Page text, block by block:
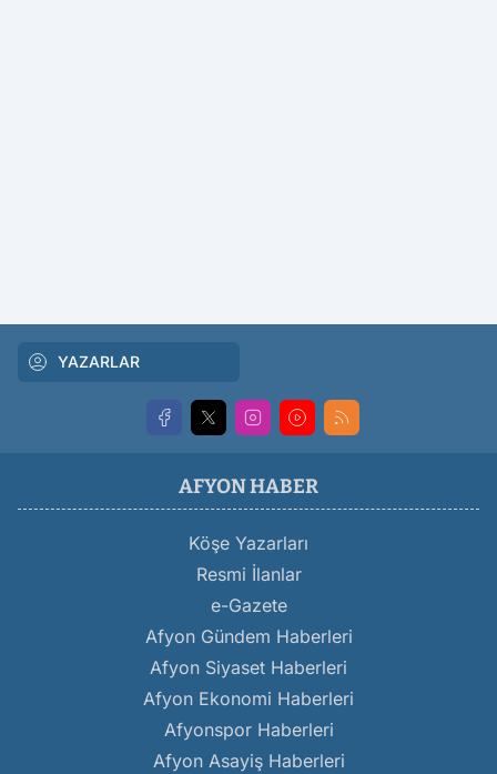
YAZARLAR
AFYON HABER
Köşe Yazarları
Resmi İlanlar
e-Gazete
Afyon Gündem Haberleri
Afyon Siyaset Haberleri
Afyon Ekonomi Haberleri
Afyonspor Haberleri
Afyon Asayiş Haberleri